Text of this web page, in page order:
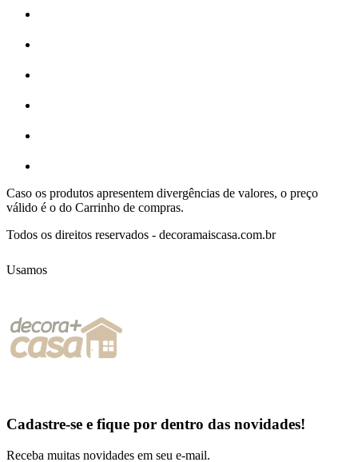
Caso os produtos apresentem divergências de valores, o preço
válido é o do Carrinho de compras.
Todos os direitos reservados - decoramaiscasa.com.br
Usamos
Cadastre-se e fique por dentro das novidades!
Receba muitas novidades em seu e-mail.